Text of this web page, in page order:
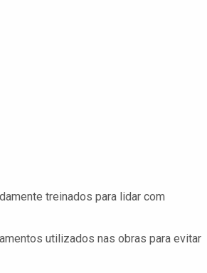
treinados para lidar com
utilizados nas obras para evitar